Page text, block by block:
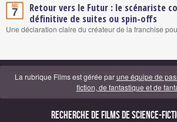
Mai
7
Retour vers le Futur : le scénariste
définitive de suites ou spin-offs
Une déclaration claire du créateur de la franchise
La rubrique Films est gérée parune équipe de
fiction, de fantastique et de
Recherche de Films de science-